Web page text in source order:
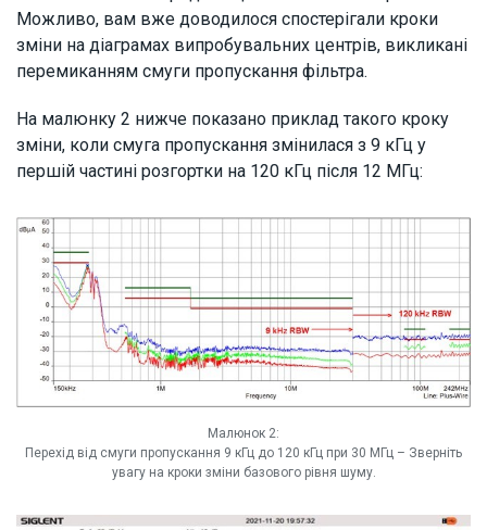
Можливо, вам вже доводилося спостерігали кроки
зміни на діаграмах випробувальних центрів, викликані
перемиканням смуги пропускання фільтра.
На малюнку 2 нижче показано приклад такого кроку
зміни, коли смуга пропускання змінилася з 9 кГц у
першій частині розгортки на 120 кГц після 12 МГц:
Малюнок 2:
Перехід від смуги пропускання 9 кГц до 120 кГц при 30 МГц – Зверніть
увагу на кроки зміни базового рівня шуму.